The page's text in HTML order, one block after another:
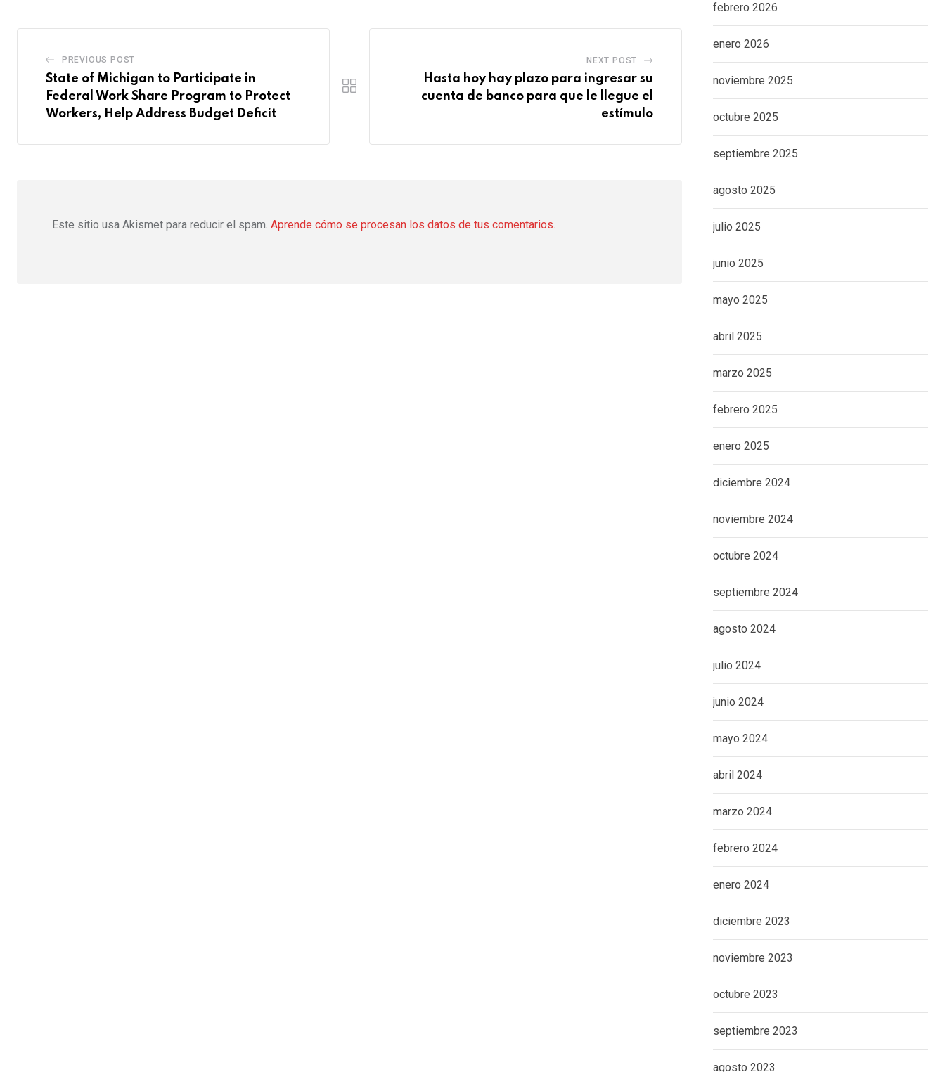
PREVIOUS POST
State of Michigan to Participate in
Federal Work Share Program to Protect
Workers, Help Address Budget Deficit
NEXT POST
Hasta hoy hay plazo para ingresar su
cuenta de banco para que le llegue el
estímulo
Este sitio usa Akismet para reducir el spam. Aprende cómo se procesan los datos de tus comentarios.
febrero 2026
enero 2026
noviembre 2025
octubre 2025
septiembre 2025
agosto 2025
julio 2025
junio 2025
mayo 2025
abril 2025
marzo 2025
febrero 2025
enero 2025
diciembre 2024
noviembre 2024
octubre 2024
septiembre 2024
agosto 2024
julio 2024
junio 2024
mayo 2024
abril 2024
marzo 2024
febrero 2024
enero 2024
diciembre 2023
noviembre 2023
octubre 2023
septiembre 2023
agosto 2023